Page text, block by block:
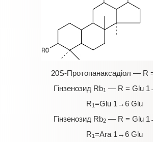
20S-Протопанаксадіол — R
Гінзенозид Rb1 — R = Glu
R1 =Glu 1→6 Glu
Гінзенозид Rb2— R = Glu
R1 =Ara 1→6 Glu